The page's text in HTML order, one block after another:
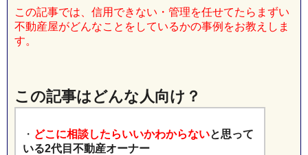
この記事では、信用できない・管理を任せてたらまずい
不動産屋がどんなことをしているかの事例をお教えしま
す。
この記事はどんな人向け？
・ どこに相談したらいいかわからないと思って
いる2代目不動産オーナー